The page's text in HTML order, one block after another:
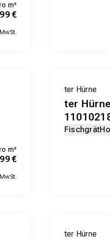
m²
99€
m²
99€
ter Hürne
ter
Fischgrät
ter Hürne